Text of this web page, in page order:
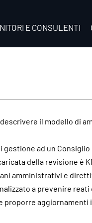
E CONSULENTI
il modello di
gestione ad un
della revisione è
amministrativi e
a prevenire
proporre